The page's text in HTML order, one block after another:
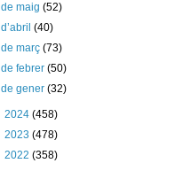
de maig(52)
d’abril(40)
de març(73)
de febrer(50)
de gener(32)
2024 (458)
2023 (478)
2022 (358)